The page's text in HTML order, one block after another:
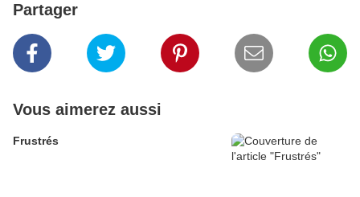
Partager
Vous aimerez aussi
Frustrés